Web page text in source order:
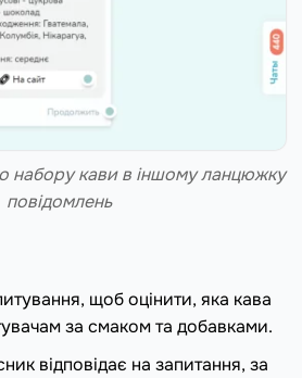
набору кави в іншому ланцюжку
повідомлень
щоб оцінити, яка кава
за смаком та добавками.
відповідає на запитання, за